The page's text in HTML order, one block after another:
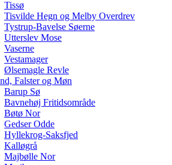
Tissø
Tisvilde Hegn og Melby Overdrev
Tystrup-Bavelse Søerne
Utterslev Mose
Vaserne
Vestamager
Ølsemagle Revle
Falster og Møn
Barup Sø
Bavnehøj Fritidsområde
Bøtø Nor
Gedser Odde
Hyllekrog-Saksfjed
Kalløgrå
Majbølle Nor